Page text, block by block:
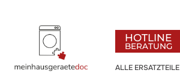
HOTLINE
BERATUNG
ALLE ERSATZTEILE